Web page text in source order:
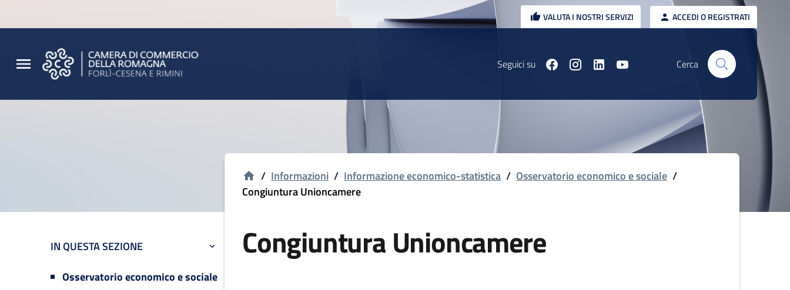
VALUTA I NOSTRI SERVIZI ACCEDI O REGISTRATI
Seguici su Cerca
IN QUESTA SEZIONE
Osservatorio economico e sociale
/ Informazioni / Informazione economico-statistica / Osservatorio economico e sociale /
Congiuntura Unioncamere
Congiuntura Unioncamere